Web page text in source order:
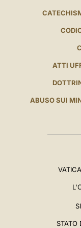
ATTI
ABUSO SUI
STATO